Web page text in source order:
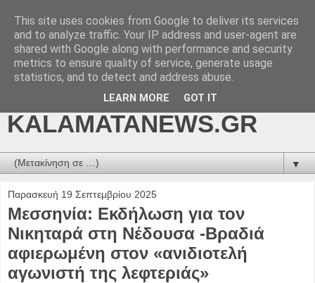
kalamatanews.gr -
ΜΕΣΣΗΝΙΑΚΑ ΝΕΑ
ONLINE-
KALAMATANEWS.GR
▼
Παρασκευή 19 Σεπτεμβρίου 2025
Μεσσηνία: Εκδήλωση για τον
Νικηταρά στη Νέδουσα -Βραδιά
αφιερωμένη στον «ανιδιοτελή
αγωνιστή της λεφτεριάς»
This site uses cookies from Google to deliver its services
and to analyze traffic. Your IP address and user-agent are
shared with Google along with performance and security
metrics to ensure quality of service, generate usage
statistics, and to detect and address abuse.
LEARN MORE GOT IT